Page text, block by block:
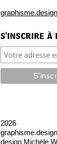
s'inscrire à
2026
graphisme.design
design Michèle